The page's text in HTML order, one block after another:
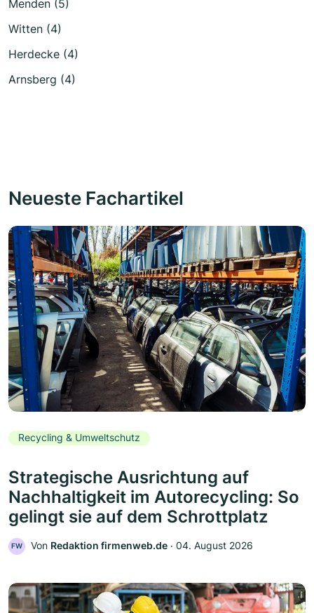
Menden (5)
Witten (4)
Herdecke (4)
Arnsberg (4)
Neueste Fachartikel
Recycling & Umweltschutz
Strategische Ausrichtung auf
Nachhaltigkeit im Autorecycling: So
gelingt sie auf dem Schrottplatz
FW Von Redaktion firmenweb.de ‧ 04. August 2026